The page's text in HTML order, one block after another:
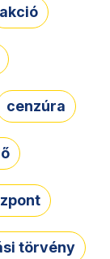
akció
cenzúra
törvény